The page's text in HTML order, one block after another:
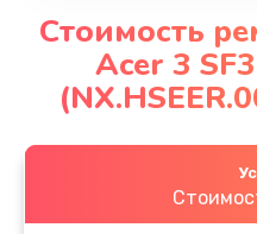
Стоимость
Acer 3